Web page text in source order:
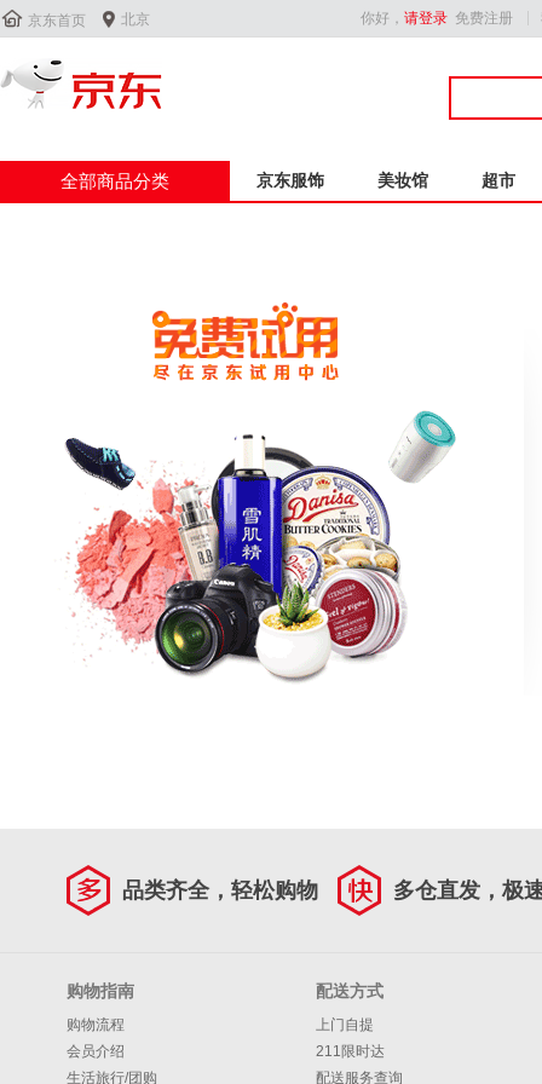
 京东首页  北京 你好， 请登录 免费注册
全部商品分类 京东服饰 美妆馆 超市
品类齐全，轻松购物 多仓直发，极
购物指南
购物流程
会员介绍
生活旅行/团购
配送方式
上门自提
211限时达
配送服务查询